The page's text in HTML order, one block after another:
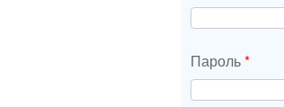
Пароль*